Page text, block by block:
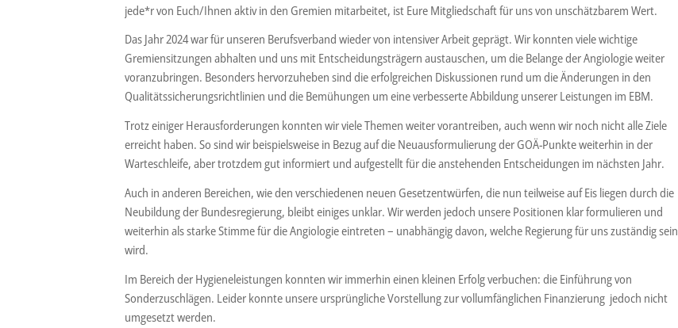
jede*r von Euch/Ihnen aktiv in den Gremien mitarbeitet, ist Eure Mitgliedschaft für uns von unschätzbarem Wert.
Das Jahr 2024 war für unseren Berufsverband wieder von intensiver Arbeit geprägt. Wir konnten viele wichtige
Gremiensitzungen abhalten und uns mit Entscheidungsträgern austauschen, um die Belange der Angiologie weiter
voranzubringen. Besonders hervorzuheben sind die erfolgreichen Diskussionen rund um die Änderungen in den
Qualitätssicherungsrichtlinien und die Bemühungen um eine verbesserte Abbildung unserer Leistungen im EBM.
Trotz einiger Herausforderungen konnten wir viele Themen weiter vorantreiben, auch wenn wir noch nicht alle Ziele
erreicht haben. So sind wir beispielsweise in Bezug auf die Neuausformulierung der GOÄ-Punkte weiterhin in der
Warteschleife, aber trotzdem gut informiert und aufgestellt für die anstehenden Entscheidungen im nächsten Jahr.
Auch in anderen Bereichen, wie den verschiedenen neuen Gesetzentwürfen, die nun teilweise auf Eis liegen durch die
Neubildung der Bundesregierung, bleibt einiges unklar. Wir werden jedoch unsere Positionen klar formulieren und
weiterhin als starke Stimme für die Angiologie eintreten – unabhängig davon, welche Regierung für uns zuständig sein
wird.
Im Bereich der Hygieneleistungen konnten wir immerhin einen kleinen Erfolg verbuchen: die Einführung von
Sonderzuschlägen. Leider konnte unsere ursprüngliche Vorstellung zur vollumfänglichen Finanzierung jedoch nicht
umgesetzt werden.